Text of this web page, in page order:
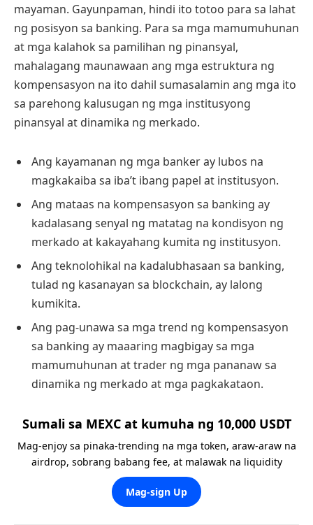
mayaman. Gayunpaman, hindi ito totoo para sa lahat
ng posisyon sa banking. Para sa mga mamumuhunan
at mga kalahok sa pamilihan ng pinansyal,
mahalagang maunawaan ang mga estruktura ng
kompensasyon na ito dahil sumasalamin ang mga ito
sa parehong kalusugan ng mga institusyong
pinansyal at dinamika ng merkado.
Ang kayamanan ng mga banker ay lubos na
magkakaiba sa iba’t ibang papel at institusyon.
Ang mataas na kompensasyon sa banking ay
kadalasang senyal ng matatag na kondisyon ng
merkado at kakayahang kumita ng institusyon.
Ang teknolohikal na kadalubhasaan sa banking,
tulad ng kasanayan sa blockchain, ay lalong
kumikita.
Ang pag-unawa sa mga trend ng kompensasyon
sa banking ay maaaring magbigay sa mga
mamumuhunan at trader ng mga pananaw sa
dinamika ng merkado at mga pagkakataon.
Sumali sa MEXC at kumuha ng 10,000 USDT
Mag-enjoy sa pinaka-trending na mga token, araw-araw na
airdrop, sobrang babang fee, at malawak na liquidity
Mag-sign Up